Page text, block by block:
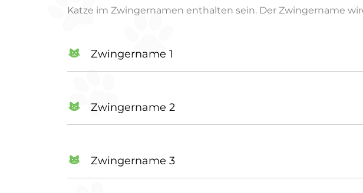
Katze im Zwingernamen enthalten sein. Der Zwingername
Zwingername 1
Zwingername 2
Zwingername 3